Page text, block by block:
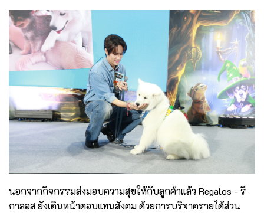
นอกจากกิจกรรมส่งมอบความสุขให้กับลูกค้าแล้ว Regalos - รี
กาลอส ยังเดินหน้าตอบแทนสังคม ด้วยการบริจาครายได้ส่วน